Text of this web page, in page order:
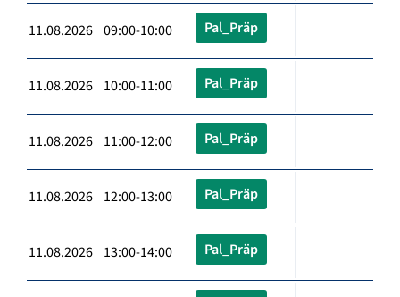
11.08.2026 09:00-10:00 Pal_Präp
11.08.2026 10:00-11:00 Pal_Präp
11.08.2026 11:00-12:00 Pal_Präp
11.08.2026 12:00-13:00 Pal_Präp
11.08.2026 13:00-14:00 Pal_Präp